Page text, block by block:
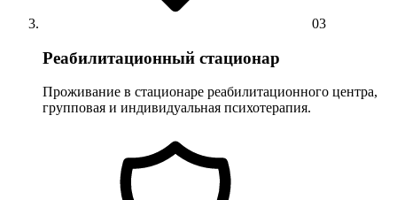
03
Реабилитационный стационар
Проживание в стационаре реабилитационного центра,
групповая и индивидуальная психотерапия.